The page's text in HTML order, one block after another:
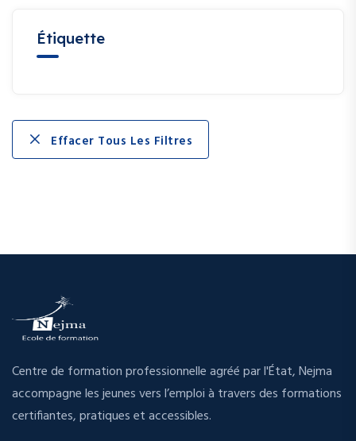
Étiquette
Effacer Tous Les Filtres
Centre de formation professionnelle agréé par l'État, Nejma
accompagne les jeunes vers l’emploi à travers des formations
certifiantes, pratiques et accessibles.